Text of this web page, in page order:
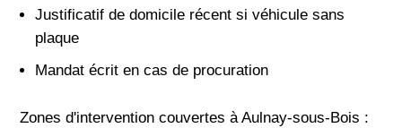
Justificatif de domicile récent si véhicule sans
plaque
Mandat écrit en cas de procuration
Zones d'intervention couvertes à Aulnay-sous-Bois :